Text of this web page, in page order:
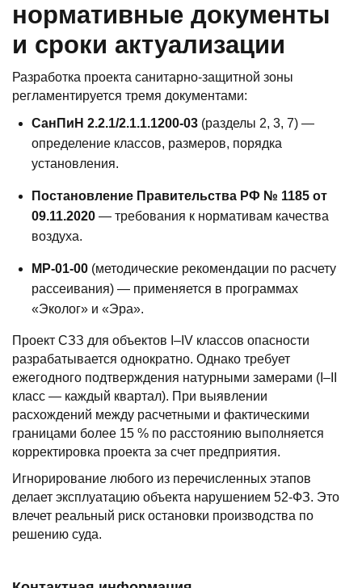
нормативные документы
и сроки актуализации
Разработка проекта санитарно-защитной зоны
регламентируется тремя документами:
СанПиН 2.2.1/2.1.1.1200-03 (разделы 2, 3, 7) —
определение классов, размеров, порядка
установления.
Постановление Правительства РФ № 1185 от
09.11.2020 — требования к нормативам качества
воздуха.
МР-01-00 (методические рекомендации по расчету
рассеивания) — применяется в программах
«Эколог» и «Эра».
Проект СЗЗ для объектов I–IV классов опасности
разрабатывается однократно. Однако требует
ежегодного подтверждения натурными замерами (I–II
класс — каждый квартал). При выявлении
расхождений между расчетными и фактическими
границами более 15 % по расстоянию выполняется
корректировка проекта за счет предприятия.
Игнорирование любого из перечисленных этапов
делает эксплуатацию объекта нарушением 52-ФЗ. Это
влечет реальный риск остановки производства по
решению суда.